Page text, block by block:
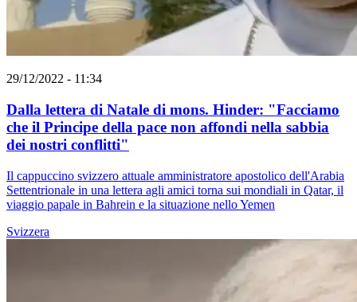
29/12/2022 - 11:34
Dalla lettera di Natale di mons. Hinder: "Facciamo
che il Principe della pace non affondi nella sabbia
dei nostri conflitti"
Il cappuccino svizzero attuale amministratore apostolico dell'Arabia
Settentrionale in una lettera agli amici torna sui mondiali in Qatar, il
viaggio papale in Bahrein e la situazione nello Yemen
Svizzera